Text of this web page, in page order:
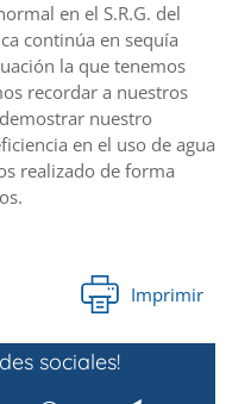
en el S.R.G. del
continúa en sequía
la que tenemos
recordar a nuestros
nuestro
en el uso de agua
realizado de forma
Imprimir
sociales!